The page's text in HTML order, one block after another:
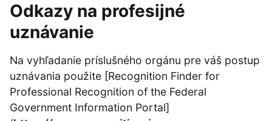
Odkazy na profesijné
uznávanie
Na vyhľadanie príslušného orgánu pre váš postup
uznávania použite [Recognition Finder for
Professional Recognition of the Federal
Government Information Portal]